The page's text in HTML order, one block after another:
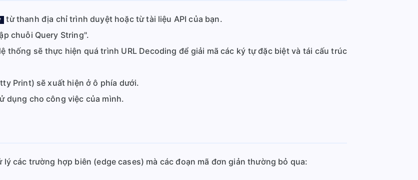
từ thanh địa chỉ trình duyệt hoặc từ tài liệu API của bạn.
chuỗi Query String".
thống sẽ thực hiện quá trình URL Decoding để giải mã các ký tự đặc biệt và tái cấu trúc
Print) sẽ xuất hiện ở ô phía dưới.
dụng cho công việc của mình.
các trường hợp biên (edge cases) mà các đoạn mã đơn giản thường bỏ qua: